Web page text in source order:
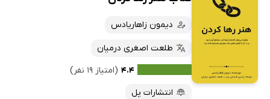
دیمون زاهاریادس
طلعت اصغری درمیان
۴.۴ (امتیاز ۱۹ نفر)
انتشارات پل